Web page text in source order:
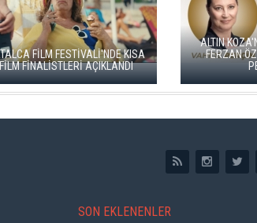
ÖDÜLLERİ
VE VAHİDE
ADANA ALTIN KOZA'DA JÜRİ
BAŞKANI ZUHAL OLCAY
SON EKLENENLER